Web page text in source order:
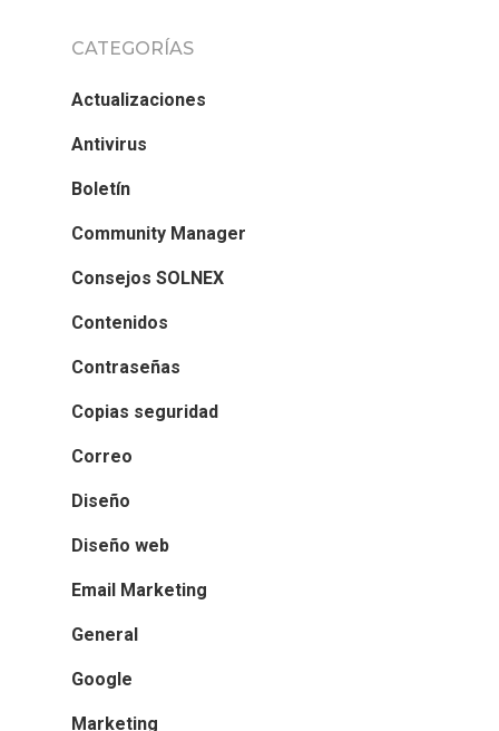
CATEGORÍAS
Actualizaciones
Antivirus
Boletín
Community Manager
Consejos SOLNEX
Contenidos
Contraseñas
Copias seguridad
Correo
Diseño
Diseño web
Email Marketing
General
Google
Marketing